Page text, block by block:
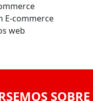
E-commerce
web